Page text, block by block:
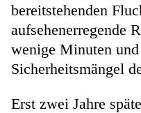
bereitstehenden
aufsehenerregende
wenige Minuten
Sicherheitsmängel
Erst zwei Jahre